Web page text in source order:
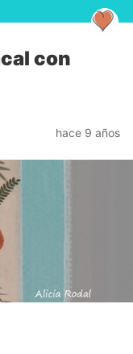
con
hace 9 años